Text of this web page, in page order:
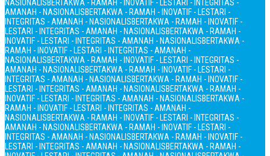
NASIONALISBERTAKWA - RAMAH - INOVATIF - LESTARI - INTEGRITAS -
AMANAH - NASIONALISBERTAKWA - RAMAH - INOVATIF - LESTARI -
INTEGRITAS - AMANAH - NASIONALISBERTAKWA - RAMAH - INOVATIF -
LESTARI - INTEGRITAS - AMANAH - NASIONALISBERTAKWA - RAMAH -
INOVATIF - LESTARI - INTEGRITAS - AMANAH - NASIONALISBERTAKWA -
RAMAH - INOVATIF - LESTARI - INTEGRITAS - AMANAH -
NASIONALISBERTAKWA - RAMAH - INOVATIF - LESTARI - INTEGRITAS -
AMANAH - NASIONALISBERTAKWA - RAMAH - INOVATIF - LESTARI -
INTEGRITAS - AMANAH - NASIONALISBERTAKWA - RAMAH - INOVATIF -
LESTARI - INTEGRITAS - AMANAH - NASIONALISBERTAKWA - RAMAH -
INOVATIF - LESTARI - INTEGRITAS - AMANAH - NASIONALISBERTAKWA -
RAMAH - INOVATIF - LESTARI - INTEGRITAS - AMANAH -
NASIONALISBERTAKWA - RAMAH - INOVATIF - LESTARI - INTEGRITAS -
AMANAH - NASIONALISBERTAKWA - RAMAH - INOVATIF - LESTARI -
INTEGRITAS - AMANAH - NASIONALISBERTAKWA - RAMAH - INOVATIF -
LESTARI - INTEGRITAS - AMANAH - NASIONALISBERTAKWA - RAMAH -